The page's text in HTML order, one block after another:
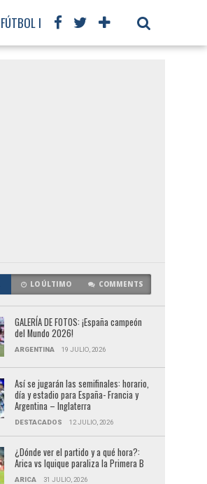
FÚTBOL INTERNACIONAL
LO ÚLTIMO COMMENTS
GALERÍA DE FOTOS: ¡España campeón
del Mundo 2026!
ARGENTINA 19 JULIO, 2026
Así se jugarán las semifinales: horario,
día y estadio para España- Francia y
Argentina – Inglaterra
DESTACADOS 12 JULIO, 2026
¿Dónde ver el partido y a qué hora?:
Arica vs Iquique paraliza la Primera B
ARICA 31 JULIO, 2026